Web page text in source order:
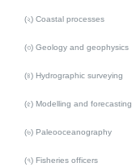
(২) Coastal processes
(৩) Geology and geophysics
(৪) Hydrographic surveying
(৫) Modelling and forecasting
(৬) Paleooceanography
(৭) Fisheries officers